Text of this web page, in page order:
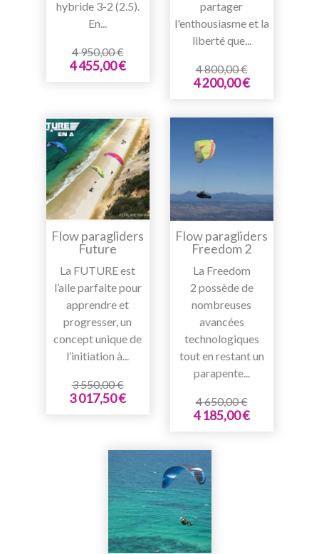
hybride 3-2 (2.5).
En...
4 950,00 €
4 455,00 €
partager
l'enthousiasme et la
liberté que...
4 800,00 €
4 200,00 €
Flow paragliders
Future
La FUTURE est
l’aile parfaite pour
apprendre et
progresser, un
concept unique de
l’initiation à...
3 550,00 €
3 017,50 €
Flow paragliders
Freedom 2
La Freedom
2 possède de
nombreuses
avancées
technologiques
tout en restant un
parapente...
4 650,00 €
4 185,00 €